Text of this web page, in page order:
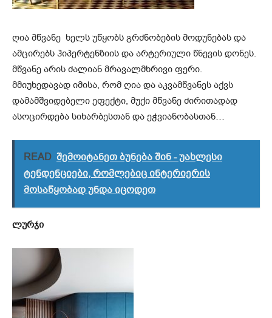
ღია მწვანე ხელს უწყობს გრძნობების მოდუნებას და
ამცირებს ჰიპერტენზიის და არტერიული წნევის დონეს.
მწვანე არის ძალიან მრავალმხრივი ფერი.
მმიუხედავად იმისა, რომ ღია და აკვამწვანეს აქვს
დამამშვიდებელი ეფექტი, მუქი მწვანე ძირითადად
ასოცირდება სიხარბესთან და ეჭვიანობასთან…
READ შემოიტანეთ ბუნება შინ - უახლესი
ტენდენციები, რომლებიც ინტერიერის
მოსაწყობად უნდა იცოდეთ
ლურჯი